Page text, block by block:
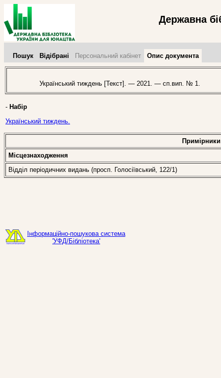
Державна
Пошук Відібрані Персональний кабінет Опис документа
Український тиждень [Текст]. — 2021. — сп.вип. № 1.
- Набір
Український тиждень.
Примірники
Місцезнаходження
Відділ періодичних видань (просп. Голосіївський, 122/1)
Інформаційно-пошукова система
'УФД/Бібліотека'